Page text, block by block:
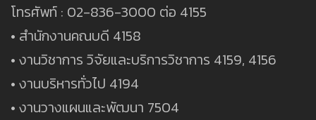
โทรศัพท์ : 02-836-3000 ต่อ 4155
• สำนักงานคณบดี 4158
• งานวิชาการ วิจัยและบริการวิชาการ 4159, 4156
• งานบริหารทั่วไป 4194
• งานวางแผนและพัฒนา 7504